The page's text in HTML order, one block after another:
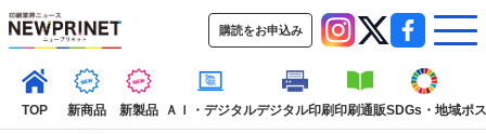
購読をお申込み
TOP 新商品 新製品 ＡＩ・デジタルデジタル印刷印刷通販SDGs・地域ポ